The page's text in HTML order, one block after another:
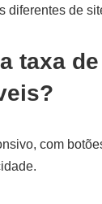
diferentes de
taxa
com